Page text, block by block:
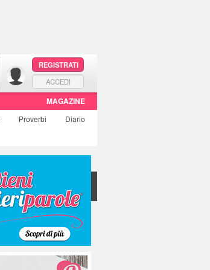
REGISTRATI
ACCEDI
MAGAZINE
Proverbi
Diario